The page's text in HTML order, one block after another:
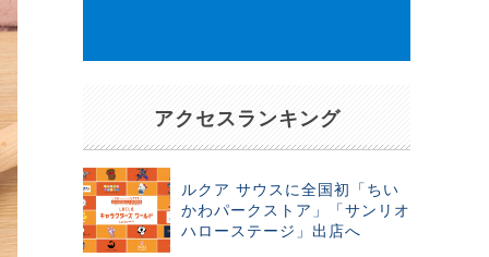
アクセスランキング
ルクア サウスに全国初「ちい
かわパークストア」「サンリオ
ハローステージ」出店へ